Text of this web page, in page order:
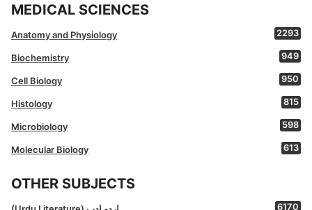
MEDICAL SCIENCES
Anatomy and Physiology 2293
Biochemistry 949
Cell Biology 950
Histology 815
Microbiology 598
Molecular Biology 613
OTHER SUBJECTS
6170